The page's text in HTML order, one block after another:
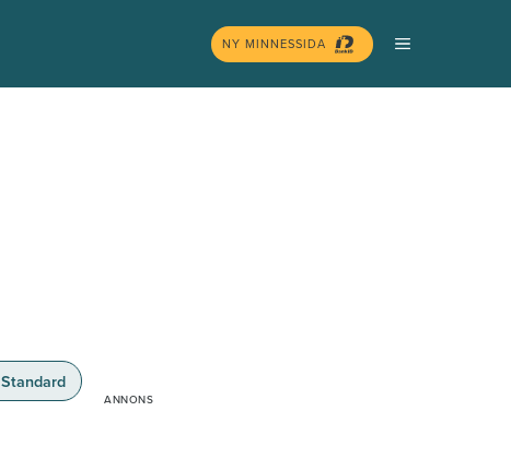
NY MINNESSIDA MENY
Standard